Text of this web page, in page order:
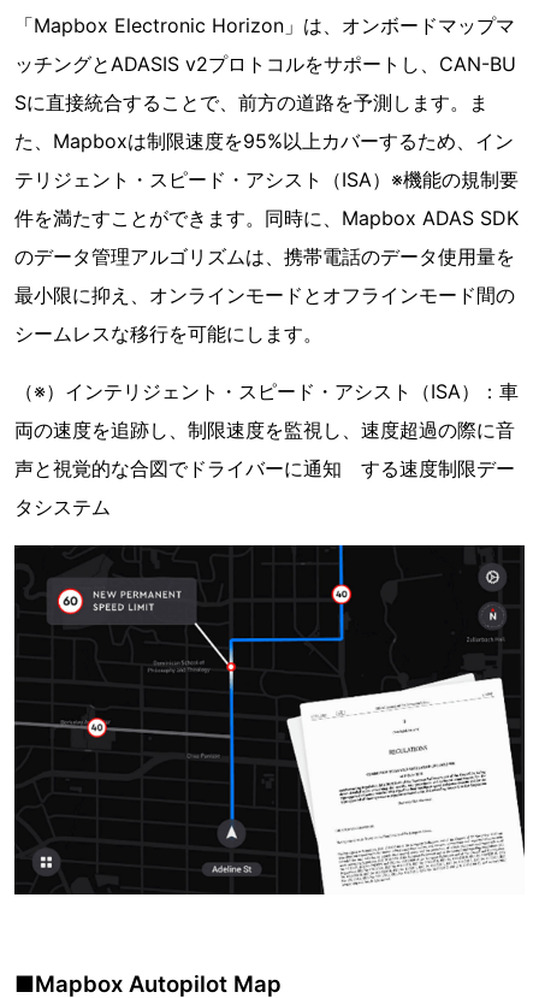
「Mapbox Electronic Horizon」は、オンボードマップマ
ッチングとADASIS v2プロトコルをサポートし、CAN-BU
Sに直接統合することで、前方の道路を予測します。ま
た、Mapboxは制限速度を95%以上カバーするため、イン
テリジェント・スピード・アシスト（ISA）※機能の規制要
件を満たすことができます。同時に、Mapbox ADAS SDK
のデータ管理アルゴリズムは、携帯電話のデータ使用量を
最小限に抑え、オンラインモードとオフラインモード間の
シームレスな移行を可能にします。
（※）インテリジェント・スピード・アシスト（ISA）：車
両の速度を追跡し、制限速度を監視し、速度超過の際に音
声と視覚的な合図でドライバーに通知 する速度制限デー
タシステム
■Mapbox Autopilot Map